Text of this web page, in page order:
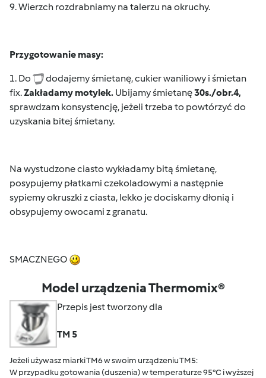
9. Wierzch rozdrabniamy na talerzu na okruchy.
Przygotowanie masy:
1. Do
dodajemy śmietanę, cukier waniliowy i śmietan
fix.Zakładamy motylek. Ubijamy śmietanę30s./obr.4,
sprawdzam konsystencję, jeżeli trzeba to powtórzyć do
uzyskania bitej śmietany.
Na wystudzone ciasto wykładamy bitą śmietanę,
posypujemy płatkami czekoladowymi a następnie
sypiemy okruszki z ciasta, lekko je dociskamy dłonią i
obsypujemy owocami z granatu.
SMACZNEGO
Model urządzenia Thermomix®
Przepis jest tworzony dla
TM 5
Jeżeli używasz miarki TM6 w swoim urządzeniu TM5:
W przypadku gotowania (duszenia) w temperaturze 95°C i wyższej